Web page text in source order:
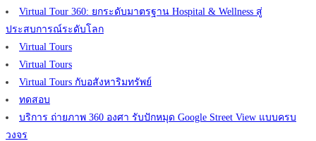
Virtual Tour 360: ยกระดับมาตรฐาน Hospital & Wellness สู่
ประสบการณ์ระดับโลก
Virtual Tours
Virtual Tours
Virtual Tours กับอสังหาริมทรัพย์
ทดสอบ
บริการ ถ่ายภาพ 360 องศา รับปักหมุด Google Street View แบบครบ
วงจร